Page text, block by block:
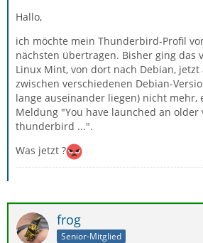
Hallo,
ich möchte mein Thunderbird-Profil
nächsten übertragen. Bisher ging das
Linux Mint, von dort nach Debian,
zwischen verschiedenen Debian-
lange auseinander liegen) nicht mehr,
Meldung "You have launched an older
thunderbird ...".
Was jetzt ?
frog
Senior-Mitglied